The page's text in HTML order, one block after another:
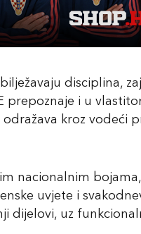
disciplina,
prepoznaje i u
kroz vodeći
nacionalnim
uvjete i
dijelovi, uz